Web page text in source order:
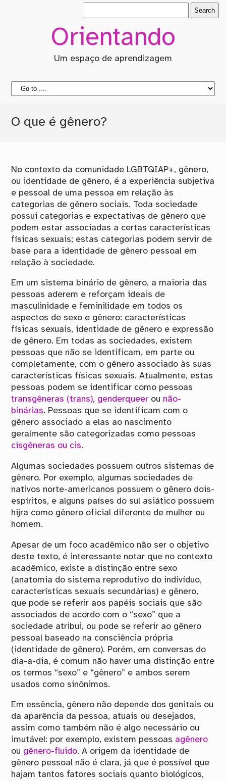
Orientando
Um espaço de aprendizagem
O que é gênero?
No contexto da comunidade LGBTQIAP+, gênero,
ou identidade de gênero, é a experiência subjetiva
e pessoal de uma pessoa em relação às
categorias de gênero sociais. Toda sociedade
possui categorias e expectativas de gênero que
podem estar associadas a certas características
físicas sexuais; estas categorias podem servir de
base para a identidade de gênero pessoal em
relação à sociedade.
Em um sistema binário de gênero, a maioria das
pessoas aderem e reforçam ideais de
masculinidade e feminilidade em todos os
aspectos de sexo e gênero: características
físicas sexuais, identidade de gênero e expressão
de gênero. Em todas as sociedades, existem
pessoas que não se identificam, em parte ou
completamente, com o gênero associado às suas
características físicas sexuais. Atualmente, estas
pessoas podem se identificar como pessoas
transgêneras (trans), genderqueer ou não-
binárias. Pessoas que se identificam com o
gênero associado a elas ao nascimento
geralmente são categorizadas como pessoas
cisgêneras ou cis.
Algumas sociedades possuem outros sistemas de
gênero. Por exemplo, algumas sociedades de
nativos norte-americanos possuem o gênero dois-
espíritos, e alguns países do sul asiático possuem
hijra como gênero oficial diferente de mulher ou
homem.
Apesar de um foco acadêmico não ser o objetivo
deste texto, é interessante notar que no contexto
acadêmico, existe a distinção entre sexo
(anatomia do sistema reprodutivo do indivíduo,
características sexuais secundárias) e gênero,
que pode se referir aos papéis sociais que são
associados de acordo com o “sexo” que a
sociedade atribui, ou pode se referir ao gênero
pessoal baseado na consciência própria
(identidade de gênero). Porém, em conversas do
dia-a-dia, é comum não haver uma distinção entre
os termos “sexo” e “gênero” e ambos serem
usados como sinônimos.
Em essência, gênero não depende dos genitais ou
da aparência da pessoa, atuais ou desejados,
assim como também não é algo necessário ou
imutável: por exemplo, existem pessoas agênero
ou gênero-fluido. A origem da identidade de
gênero pessoal não é clara, já que é possível que
hajam tantos fatores sociais quanto biológicos,